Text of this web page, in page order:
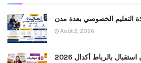
التعليم الخصوصي بعدة مدن
Août 2, 2026